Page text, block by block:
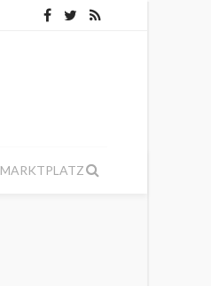
MARKTPLATZ